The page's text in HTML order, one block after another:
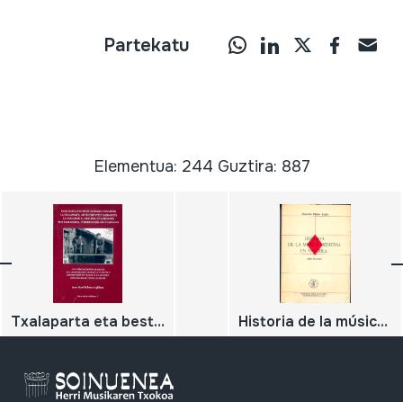
Partekatu
Elementua: 244 Guztira: 887
Txalaparta eta beste aldaera zaharrak. Lan erritmoetatik musikara. Historia de la música medieval en Navarra. (Obra póstuma)